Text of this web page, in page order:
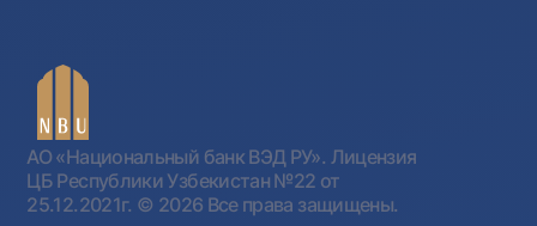
АО «Национальный банк ВЭД РУ». Лицензия
ЦБ Республики Узбекистан №22 от
25.12.2021г. © 2026 Все права защищены.